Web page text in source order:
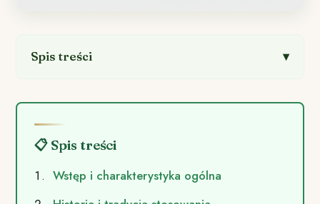
Spis treści
📋 Spis treści
Wstęp i charakterystyka ogólna